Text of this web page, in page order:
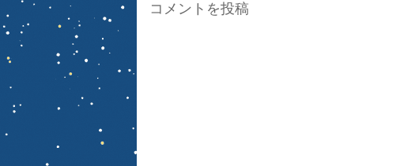
コメントを投稿